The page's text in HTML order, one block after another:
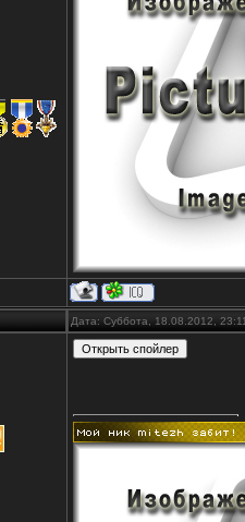
Дата: Суббота, 18.08.2012,